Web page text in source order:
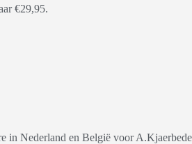
€29,95.
in Nederland en België voor